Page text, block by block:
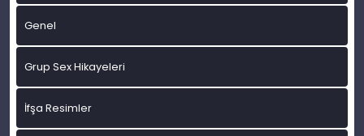
Genel
Grup Sex Hikayeleri
İfşa Resimler